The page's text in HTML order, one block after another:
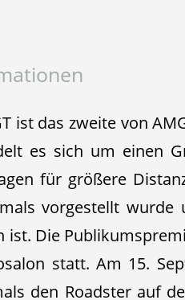
ist das zweite von
es sich um einen
für größere
vorgestellt
ist. Die
statt. Am 15.
den Roadster auf